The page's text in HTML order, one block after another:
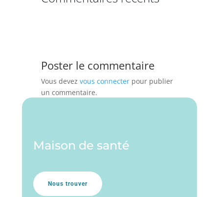
Poster le commentaire
Vous devez vous connecter pour publier
un commentaire.
Maison de santé
Nous trouver